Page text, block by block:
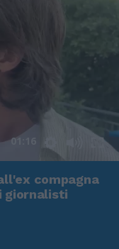
01:16
compagna
giornalisti